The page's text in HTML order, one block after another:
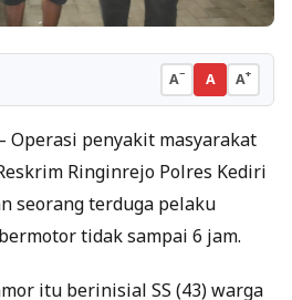
A− A A+
Operasi penyakit masyarakat
Ringinrejo Polres Kediri
seorang terduga pelaku
tidak sampai 6 jam.
itu berinisial SS (43) warga